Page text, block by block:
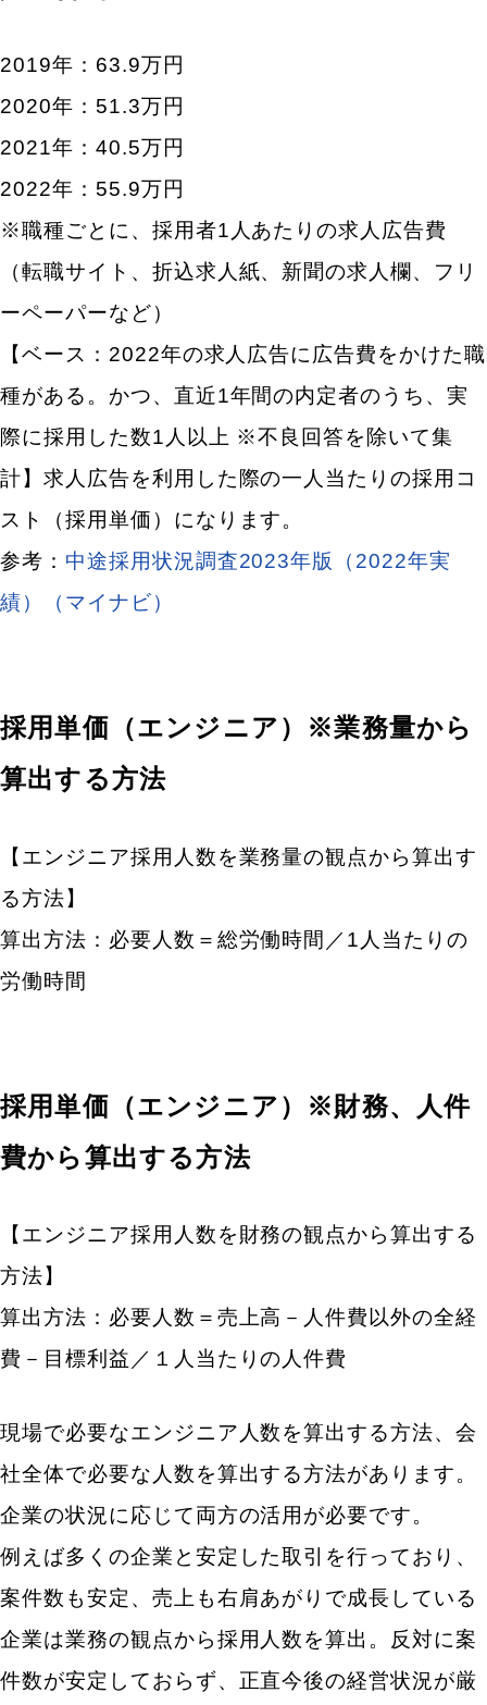
2019年：63.9万円
2020年：51.3万円
2021年：40.5万円
2022年：55.9万円
※職種ごとに、採用者1人あたりの求人広告費
（転職サイト、折込求人紙、新聞の求人欄、フリ
ーペーパーなど）
【ベース：2022年の求人広告に広告費をかけた職
種がある。かつ、直近1年間の内定者のうち、実
際に採用した数1人以上 ※不良回答を除いて集
計】 求人広告を利用した際の一人当たりの採用コ
スト（採用単価） になります。
参考： 中途採用状況調査2023年版（2022年実
績）（マイナビ）
採用単価（エンジニア）※業務量から
算出する方法
【エンジニア採用人数を業務量の観点から算出す
る方法】
算出方法：必要人数＝総労働時間／1人当たりの
労働時間
採用単価（エンジニア）※財務、人件
費から算出する方法
【エンジニア採用人数を財務の観点から算出する
方法】
算出方法：必要人数＝売上高－人件費以外の全経
費－目標利益／１人当たりの人件費
現場で必要なエンジニア人数を算出する方法、会
社全体で必要な人数を算出する方法があります。
企業の状況に応じて両方の活用が必要です。
例えば多くの企業と安定した取引を行っており、
案件数も安定、売上も右肩あがりで成長している
企業は業務の観点から採用人数を算出。反対に案
件数が安定しておらず、正直今後の経営状況が厳